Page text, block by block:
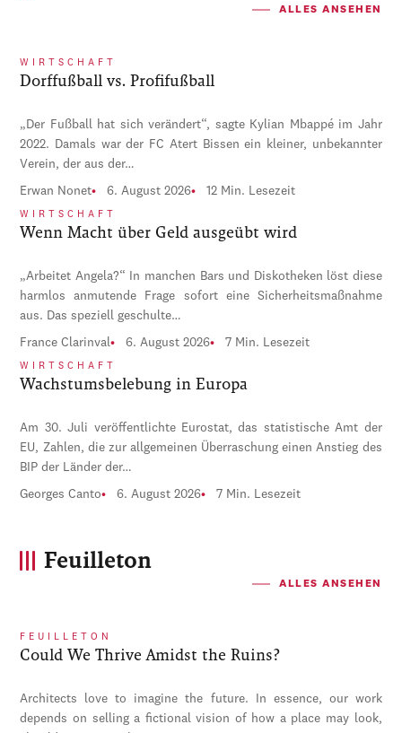
ALLES ANSEHEN
WIRTSCHAFT
Dorffußball vs. Profifußball
„Der Fußball hat sich verändert“, sagte Kylian Mbappé im Jahr
2022. Damals war der FC Atert Bissen ein kleiner, unbekannter
Verein, der aus der…
Erwan Nonet 6. August 2026 12 Min. Lesezeit
WIRTSCHAFT
Wenn Macht über Geld ausgeübt wird
„Arbeitet Angela?“ In manchen Bars und Diskotheken löst diese
harmlos anmutende Frage sofort eine Sicherheitsmaßnahme
aus. Das speziell geschulte…
France Clarinval 6. August 2026 7 Min. Lesezeit
WIRTSCHAFT
Wachstumsbelebung in Europa
Am 30. Juli veröffentlichte Eurostat, das statistische Amt der
EU, Zahlen, die zur allgemeinen Überraschung einen Anstieg des
BIP der Länder der…
Georges Canto 6. August 2026 7 Min. Lesezeit
Feuilleton
ALLES ANSEHEN
FEUILLETON
Could We Thrive Amidst the Ruins?
Architects love to imagine the future. In essence, our work
depends on selling a fictional vision of how a place may look,